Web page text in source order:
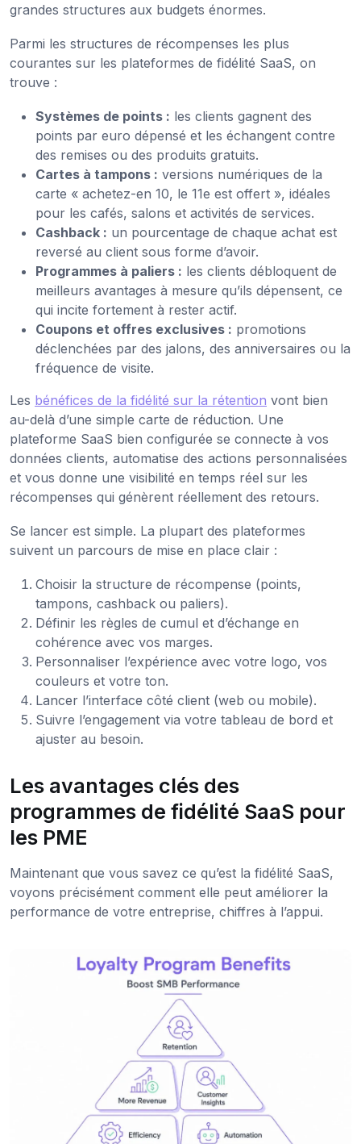
grandes structures aux budgets énormes.
Parmi les structures de récompenses les plus
courantes sur les plateformes de fidélité SaaS, on
trouve :
Systèmes de points : les clients gagnent des
points par euro dépensé et les échangent contre
des remises ou des produits gratuits.
Cartes à tampons : versions numériques de la
carte « achetez-en 10, le 11e est offert », idéales
pour les cafés, salons et activités de services.
Cashback : un pourcentage de chaque achat est
reversé au client sous forme d’avoir.
Programmes à paliers : les clients débloquent de
meilleurs avantages à mesure qu’ils dépensent, ce
qui incite fortement à rester actif.
Coupons et offres exclusives : promotions
déclenchées par des jalons, des anniversaires ou la
fréquence de visite.
Les bénéfices de la fidélité sur la rétention vont bien
au-delà d’une simple carte de réduction. Une
plateforme SaaS bien configurée se connecte à vos
données clients, automatise des actions personnalisées
et vous donne une visibilité en temps réel sur les
récompenses qui génèrent réellement des retours.
Se lancer est simple. La plupart des plateformes
suivent un parcours de mise en place clair :
Choisir la structure de récompense (points,
tampons, cashback ou paliers).
Définir les règles de cumul et d’échange en
cohérence avec vos marges.
Personnaliser l’expérience avec votre logo, vos
couleurs et votre ton.
Lancer l’interface côté client (web ou mobile).
Suivre l’engagement via votre tableau de bord et
ajuster au besoin.
Les avantages clés des
programmes de fidélité SaaS pour
les PME
Maintenant que vous savez ce qu’est la fidélité SaaS,
voyons précisément comment elle peut améliorer la
performance de votre entreprise, chiffres à l’appui.